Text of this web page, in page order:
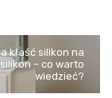
kłaść silikon na
silikon – co warto
wiedzieć?